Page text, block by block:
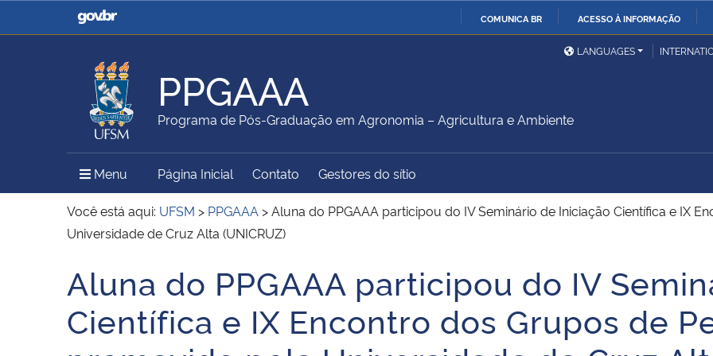
COMUNICA BR ACESSO À INFORMAÇÃO
Casa Civil
Ministério da Justiça e
Ministério da Defesa
Ministério das Relações
Exteriores
Ministério da Agricultura,
Pecuária e Abastecimento
Ministério da Educação
Ministério do Meio Ambiente Ministério do Turismo
Ministério do
Desenvolvimento Regional
União
Secretaria de Governo
Institucional
Advocacia-Geral da União Banco Central do Brasil
LANGUAGES
PPGAAA
Programa de Pós-Graduação em Agronomia – Agricultura e Ambiente
Menu Menu Principal do Sítio
Página Inicial Contato Gestores do sítio
Você está aqui: UFSM > PPGAAA >Aluna do PPGAAA participou do IV Seminário de Iniciação Científica e IX
Universidade de Cruz Alta (UNICRUZ)
Início do conteúdo
Aluna do PPGAAA participou do IV
Científica e IX Encontro dos Grupos de